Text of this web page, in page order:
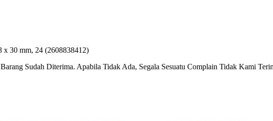
x 30 mm, 24 (2608838412)
Sudah Diterima. Apabila Tidak Ada, Segala Sesuatu Complain Tidak Kami